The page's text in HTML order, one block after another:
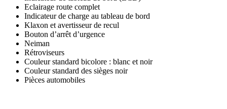
Eclairage route complet
Indicateur de charge au tableau de bord
Klaxon et avertisseur de recul
Bouton d’arrêt d’urgence
Neiman
Rétroviseurs
Couleur standard bicolore : blanc et noir
Couleur standard des sièges noir
Pièces automobiles